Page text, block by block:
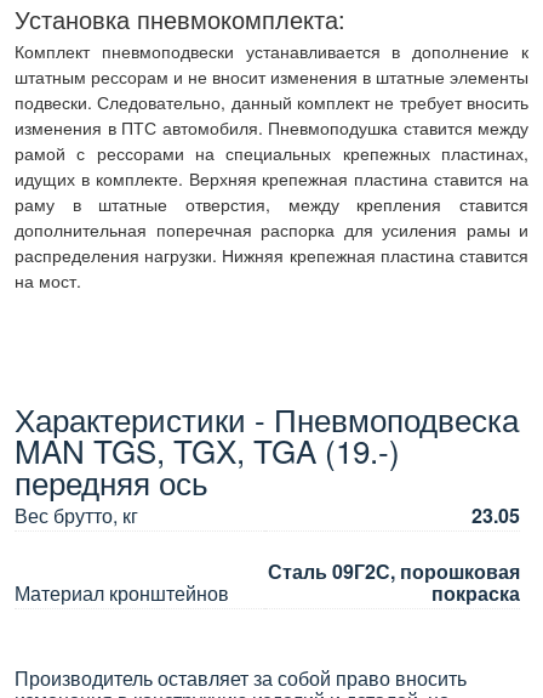
Установка пневмокомплекта:
Комплект пневмоподвески устанавливается в дополнение к
штатным рессорам и не вносит изменения в штатные элементы
подвески. Следовательно, данный комплект не требует вносить
изменения в ПТС автомобиля. Пневмоподушка ставится между
рамой с рессорами на специальных крепежных пластинах,
идущих в комплекте. Верхняя крепежная пластина ставится на
раму в штатные отверстия, между крепления ставится
дополнительная поперечная распорка для усиления рамы и
распределения нагрузки. Нижняя крепежная пластина ставится
на мост.
Характеристики - Пневмоподвеска
MAN TGS, TGX, TGA (19.-)
передняя ось
Вес брутто, кг 23.05
Материал кронштейнов
Сталь 09Г2С, порошковая
покраска
Производитель оставляет за собой право вносить